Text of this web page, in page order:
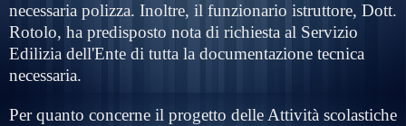
necessaria polizza. Inoltre, il funzionario istruttore, Dott.
Rotolo, ha predisposto nota di richiesta al Servizio
Edilizia dell'Ente di tutta la documentazione tecnica
necessaria.
Per quanto concerne il progetto delle Attività scolastiche